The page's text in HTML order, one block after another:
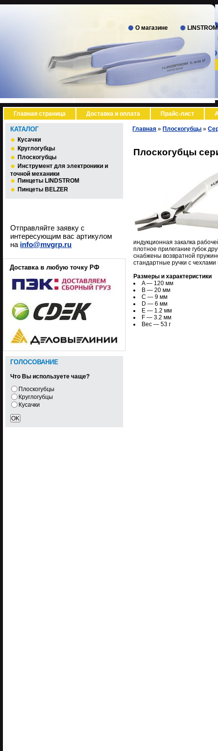
О магазине
Главная страница Доставка и оплата Прайс-лист
КАТАЛОГ
Кусачки
Круглогубцы
Плоскогубцы
Инструмент для электроники и
точной механики
Пинцеты LINDSTROM
Пинцеты BELZER
Отправляйте заявку с
интересующим вас артикулом
на info@mvgrp.ru
Доставка в любую точку РФ
ГОЛОСОВАНИЕ
Что Вы используете чаще?
Плоскогубцы
Круглогубцы
Кусачки
Главная » Плоскогубцы »
Плоскогубцы
индукционная закалка
плотное прилегание губок
снабжены возвратной
стандартные ручки с
Размеры и характеристики
A — 120 мм
B — 20 мм
C — 9 мм
D — 6 мм
E — 1.2 мм
F — 3.2 мм
Вес — 53 г